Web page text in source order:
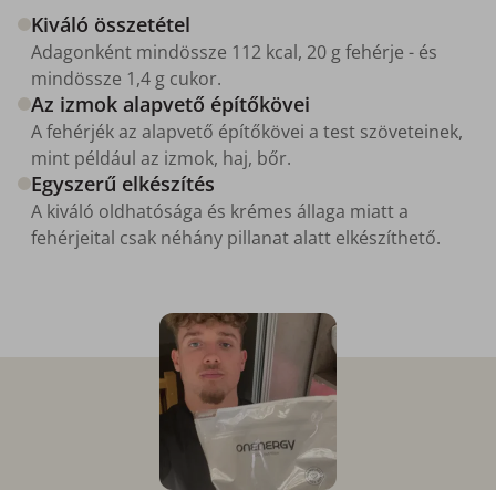
Kiváló összetétel
Adagonként mindössze 112 kcal, 20 g fehérje - és
mindössze 1,4 g cukor.
Az izmok alapvető építőkövei
A fehérjék az alapvető építőkövei a test szöveteinek,
mint például az izmok, haj, bőr.
Egyszerű elkészítés
A kiváló oldhatósága és krémes állaga miatt a
fehérjeital csak néhány pillanat alatt elkészíthető.